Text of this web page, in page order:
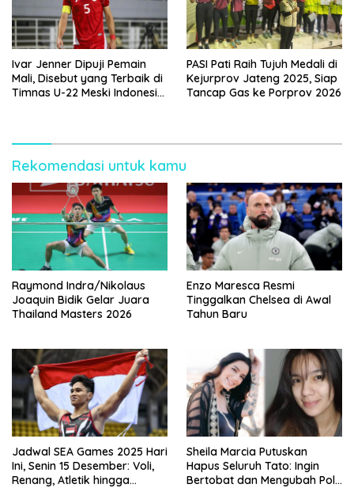
Ivar Jenner Dipuji Pemain
Mali, Disebut yang Terbaik di
Timnas U-22 Meski Indonesia
PASI Pati Raih Tujuh Medali di
Kejurprov Jateng 2025, Siap
Tancap Gas ke Porprov 2026
Rekomendasi untuk kamu
Raymond Indra/Nikolaus
Joaquin Bidik Gelar Juara
Thailand Masters 2026
Enzo Maresca Resmi
Tinggalkan Chelsea di Awal
Tahun Baru
Jadwal SEA Games 2025 Hari
Ini, Senin 15 Desember: Voli,
Renang, Atletik hingga
Sheila Marcia Putuskan
Hapus Seluruh Tato: Ingin
Bertobat dan Mengubah Pola